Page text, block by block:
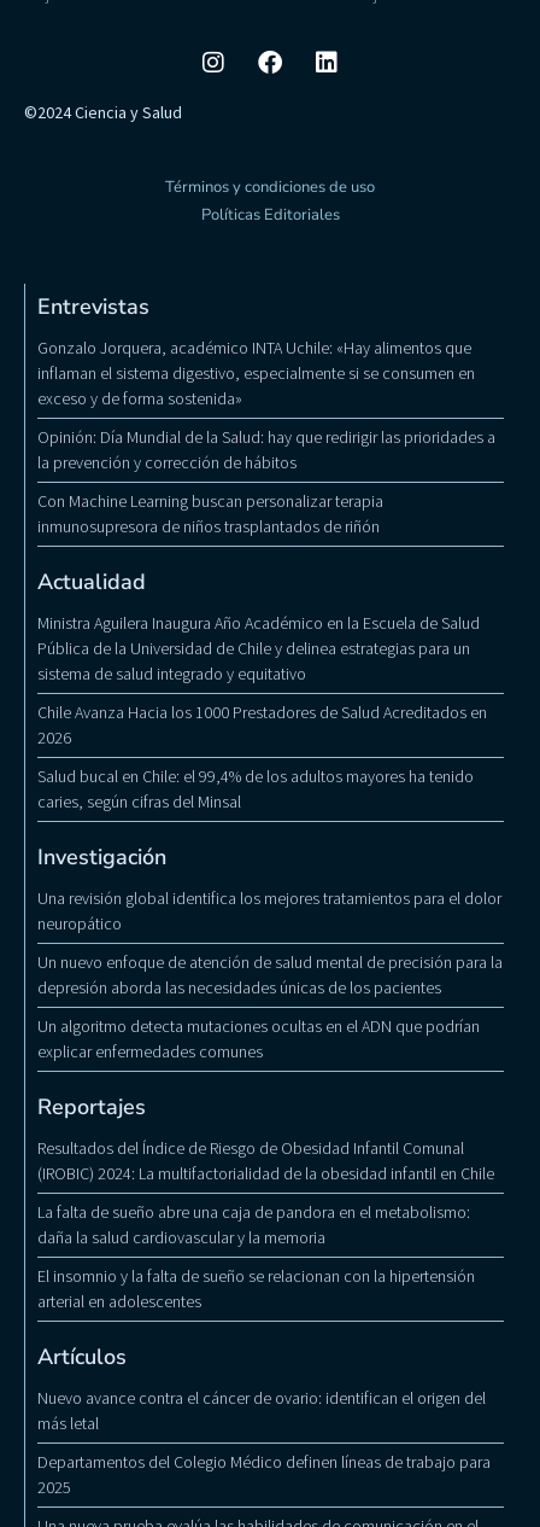
©2024 Ciencia y Salud
Términos y condiciones de uso
Políticas Editoriales
Entrevistas
Gonzalo Jorquera, académico INTA Uchile: «Hay alimentos que
inflaman el sistema digestivo, especialmente si se consumen en
exceso y de forma sostenida»
Opinión: Día Mundial de la Salud: hay que redirigir las prioridades a
la prevención y corrección de hábitos
Con Machine Learning buscan personalizar terapia
inmunosupresora de niños trasplantados de riñón
Actualidad
Ministra Aguilera Inaugura Año Académico en la Escuela de Salud
Pública de la Universidad de Chile y delinea estrategias para un
sistema de salud integrado y equitativo
Chile Avanza Hacia los 1000 Prestadores de Salud Acreditados en
2026
Salud bucal en Chile: el 99,4% de los adultos mayores ha tenido
caries, según cifras del Minsal
Investigación
Una revisión global identifica los mejores tratamientos para el dolor
neuropático
Un nuevo enfoque de atención de salud mental de precisión para la
depresión aborda las necesidades únicas de los pacientes
Un algoritmo detecta mutaciones ocultas en el ADN que podrían
explicar enfermedades comunes
Reportajes
Resultados del Índice de Riesgo de Obesidad Infantil Comunal
(IROBIC) 2024: La multifactorialidad de la obesidad infantil en Chile
La falta de sueño abre una caja de pandora en el metabolismo:
daña la salud cardiovascular y la memoria
El insomnio y la falta de sueño se relacionan con la hipertensión
arterial en adolescentes
Artículos
Nuevo avance contra el cáncer de ovario: identifican el origen del
más letal
Departamentos del Colegio Médico definen líneas de trabajo para
2025